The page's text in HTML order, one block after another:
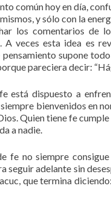
común hoy en día,
y sólo con la
los comentarios de
A veces esta idea es
pensamiento supone
pareciera decir:
está dispuesto a
bienvenidos en
Quien tiene fe
a nadie.
fe no siempre
seguir adelante sin
que termina